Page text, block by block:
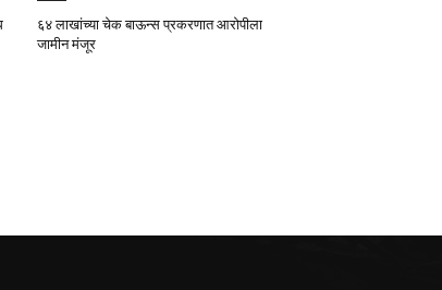
६४ लाखांच्या चेक बाऊन्स प्रकरणात आरोपीला
जामीन मंजूर